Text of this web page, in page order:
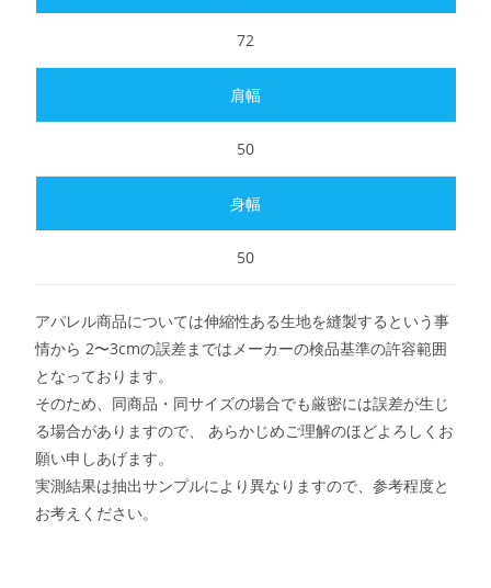
72
50
50
アパレル商品については伸縮性ある生地を縫製するという事
情から 2〜3cmの誤差まではメーカーの検品基準の許容範囲
となっております。
そのため、同商品・同サイズの場合でも厳密には誤差が生じ
る場合がありますので、 あらかじめご理解のほどよろしくお
願い申しあげます。
実測結果は抽出サンプルにより異なりますので、参考程度と
お考えください。